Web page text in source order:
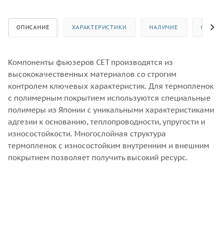
ОПИСАНИЕ ХАРАКТЕРИСТИКИ НАЛИЧИЕ
Компоненты фьюзеров CET производятся из
высококачественных материалов со строгим
контролем ключевых характеристик. Для термопленок
с полимерным покрытием используются специальные
полимеры из Японии с уникальными характеристиками
адгезии к основанию, теплопроводности, упругости и
износостойкости. Многослойная структура
термопленок с износостойким внутренним и внешним
покрытием позволяет получить высокий ресурс.